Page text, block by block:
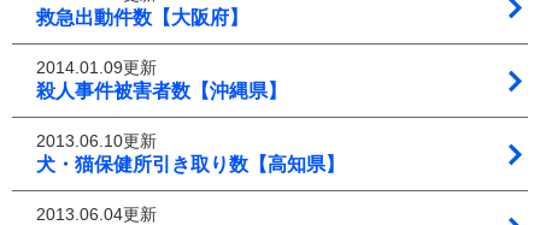
救急出動件数【大阪府】
2014.01.09更新
殺人事件被害者数【沖縄県】
2013.06.10更新
犬・猫保健所引き取り数【高知県】
2013.06.04更新